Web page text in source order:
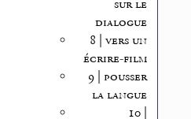
sur le
dialogue
8 | vers un
écrire-film
9 | pousser
la langue
10 |